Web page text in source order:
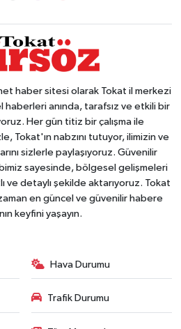
haber sitesi olarak Tokat il merkezi
anında, tarafsız ve etkili bir
Her gün titiz bir çalışma ile
Tokat'ın nabzını tutuyor, ilimizin ve
sizlerle paylaşıyoruz. Güvenilir
sayesinde, bölgesel gelişmeleri
ve detaylı şekilde aktarıyoruz. Tokat
en güncel ve güvenilir habere
keyfini yaşayın.
Hava Durumu
Trafik Durumu